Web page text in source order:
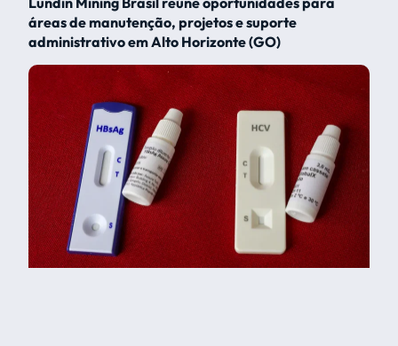
áreas de manutenção, projetos e suporte
administrativo em Alto Horizonte (GO)